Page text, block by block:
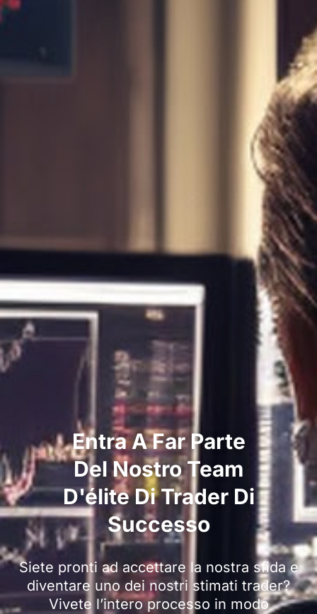
Entra A Far Parte
Del Nostro Team
D'élite Di Trader Di
Successo
Siete pronti ad accettare la nostra sfida e
diventare uno dei nostri stimati trader?
Vivete l’intero processo in modo